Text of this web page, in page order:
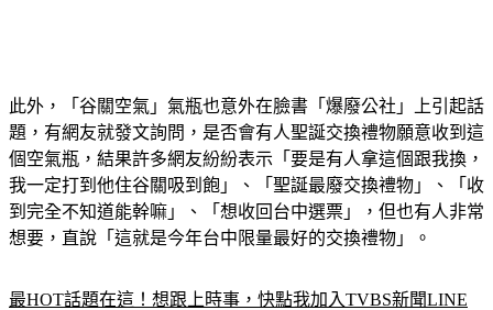
題，有網友就發文詢問，是否會有人聖誕交換禮物願意收到這
個空氣瓶，結果許多網友紛紛表示「要是有人拿這個跟我換，
我一定打到他住谷關吸到飽」、「聖誕最廢交換禮物」、「收
到完全不知道能幹嘛」、「想收回台中選票」，但也有人非常
想要，直說「這就是今年台中限量最好的交換禮物」。
好友！